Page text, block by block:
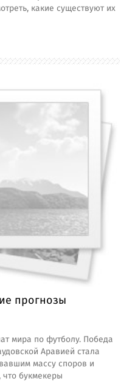
какие существуют их
прогнозы
мира по футболу. Победа
Аравией стала
массу споров и
букмекеры